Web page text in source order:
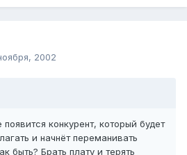
2002
конкурент, который будет
и начнёт переманивать
быть? Брать плату и терять